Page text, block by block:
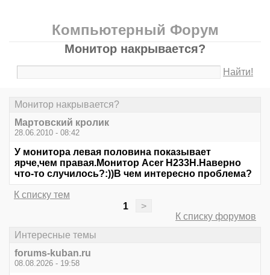
Компьютерный Форум
Монитор накрывается?
Найти!
Монитор накрывается?
Мартовский кролик
28.06.2010 - 08:42
У монитора левая половина показывает
ярче,чем правая.Монитор Acer H233H.Наверно
что-то случилось?:))В чем интересно проблема?
К списку тем
1
>
К списку форумов
Интересные темы
forums-kuban.ru
08.08.2026 - 19:58